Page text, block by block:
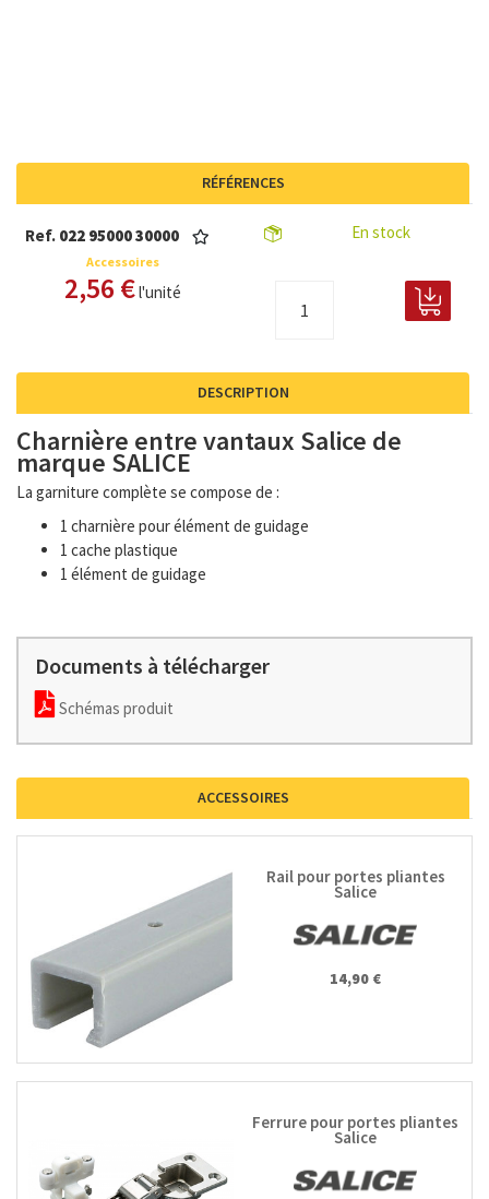
RÉFÉRENCES
Ref. 022 95000 30000
Accessoires
En stock
2,56 €l'unité
DESCRIPTION
Charnière entre vantaux Salice de
marque SALICE
La garniture complète se compose de :
1 charnière pour élément de guidage
1 cache plastique
1 élément de guidage
Documents à télécharger
Schémas produit
ACCESSOIRES
Rail pour portes pliantes
Salice
14,90 €
Ferrure pour portes pliantes
Salice